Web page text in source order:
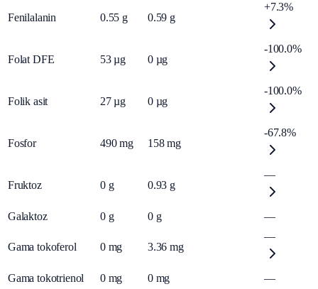
Fenilalanin 0.55 g 0.59 g
+7.3%
Folat DFE 53 µg 0 µg
-100.0%
Folik asit 27 µg 0 µg
-100.0%
Fosfor 490 mg 158 mg
-67.8%
Fruktoz 0 g 0.93 g
—
Galaktoz 0 g 0 g —
Gama tokoferol 0 mg 3.36 mg
—
Gama tokotrienol 0 mg 0 mg —